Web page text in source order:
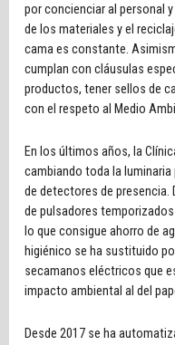
por concienciar al personal
de los materiales y el
cama es constante.
cumplan con cláusulas
productos, tener sellos de
con el respeto al Medio
En los últimos años, la
cambiando toda la
de detectores de
de pulsadores
lo que consigue ahorro de
higiénico se ha sustituido
secamanos eléctricos que
impacto ambiental al del
Desde 2017 se ha